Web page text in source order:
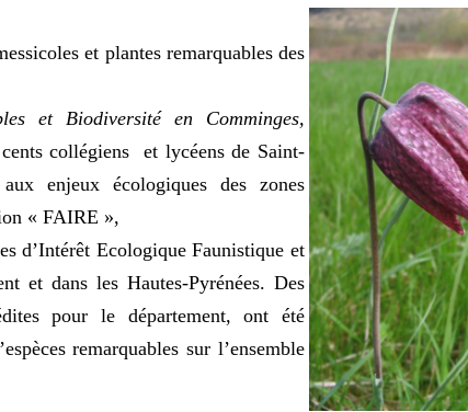
et plantes remarquables des
et Biodiversité en Comminges,
collégiens et lycéens de Saint-
enjeux écologiques des zones
« FAIRE »,
d’Intérêt Ecologique Faunistique et
et dans les Hautes-Pyrénées. Des
pour le département, ont été
remarquables sur l’ensemble